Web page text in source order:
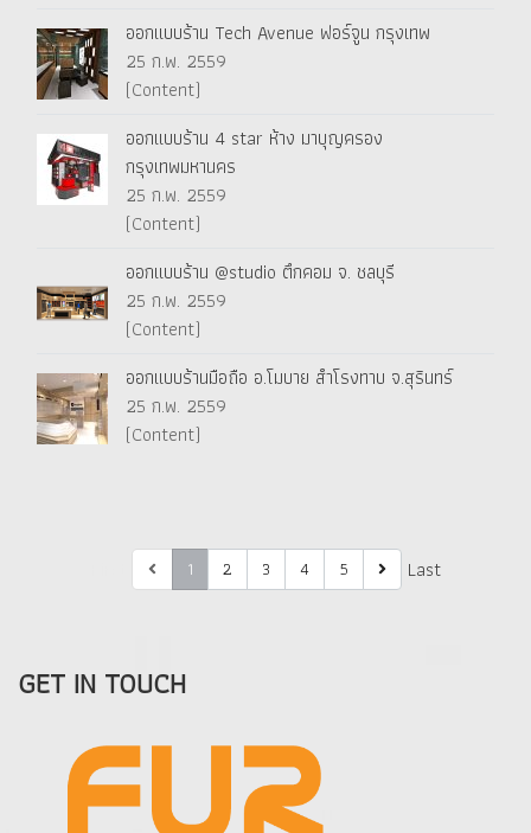
ออกแบบร้าน Tech Avenue ฟอร์จูน กรุงเทพ
25 ก.พ. 2559
(Content)
ออกแบบร้าน 4 star ห้าง มาบุญครอง
กรุงเทพมหานคร
25 ก.พ. 2559
(Content)
ออกแบบร้าน @studio ตึกคอม จ. ชลบุรี
25 ก.พ. 2559
(Content)
ออกแบบร้านมือถือ อ.โมบาย สำโรงทาบ จ.สุรินทร์
25 ก.พ. 2559
(Content)
1 2 3 4 5 Last
GET IN TOUCH